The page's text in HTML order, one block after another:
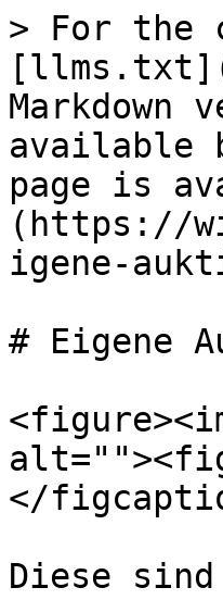
> For the
Markdown
available
page is
(https://
igene-
# Eigene
</
Diese